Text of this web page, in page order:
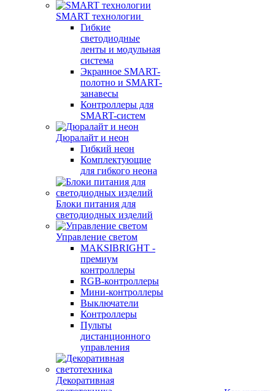
SMART технологии
Гибкие
светодиодные
ленты и модульная
система
Экранное SMART-
полотно и SMART-
занавесы
Контроллеры для
SMART-систем
Дюралайт и неон
Гибкий неон
Комплектующие
для гибкого неона
Блоки питания для
светодиодных изделий
Управление светом
MAKSIBRIGHT -
премиум
контроллеры
RGB-контроллеры
Мини-контроллеры
Выключатели
Контроллеры
Пульты
дистанционного
управления
Декоративная